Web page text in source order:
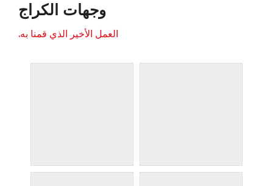
وجهات الكراج
العمل الأخير الذي قمنا به.